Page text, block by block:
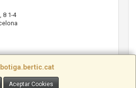
Aceptar Cookies
8 1-4